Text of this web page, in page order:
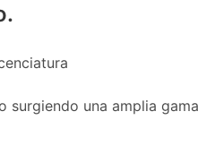
una amplia